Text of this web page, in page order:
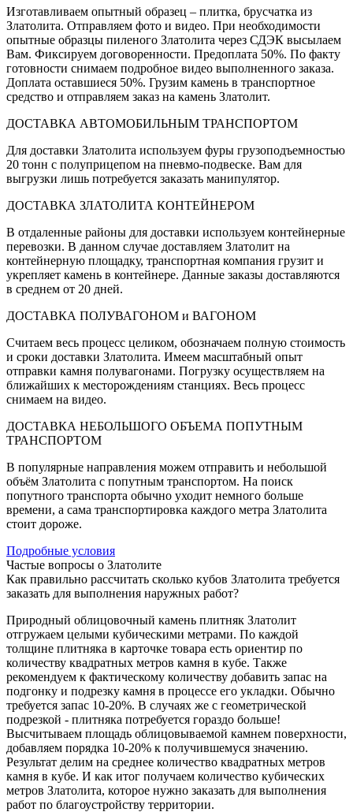
Изготавливаем опытный образец – плитка, брусчатка из
Златолита. Отправляем фото и видео. При необходимости
опытные образцы пиленого Златолита через СДЭК высылаем
Вам. Фиксируем договоренности. Предоплата 50%. По факту
готовности снимаем подробное видео выполненного заказа.
Доплата оставшиеся 50%. Грузим камень в транспортное
средство и отправляем заказ на камень Златолит.
ДОСТАВКА АВТОМОБИЛЬНЫМ ТРАНСПОРТОМ
Для доставки Златолита используем фуры грузоподъемностью
20 тонн с полуприцепом на пневмо-подвеске. Вам для
выгрузки лишь потребуется заказать манипулятор.
ДОСТАВКА ЗЛАТОЛИТА КОНТЕЙНЕРОМ
В отдаленные районы для доставки используем контейнерные
перевозки. В данном случае доставляем Златолит на
контейнерную площадку, транспортная компания грузит и
укрепляет камень в контейнере. Данные заказы доставляются
в среднем от 20 дней.
ДОСТАВКА ПОЛУВАГОНОМ и ВАГОНОМ
Считаем весь процесс целиком, обозначаем полную стоимость
и сроки доставки Златолита. Имеем масштабный опыт
отправки камня полувагонами. Погрузку осуществляем на
ближайших к месторождениям станциях. Весь процесс
снимаем на видео.
ДОСТАВКА НЕБОЛЬШОГО ОБЪЕМА ПОПУТНЫМ
ТРАНСПОРТОМ
В популярные направления можем отправить и небольшой
объём Златолита с попутным транспортом. На поиск
попутного транспорта обычно уходит немного больше
времени, а сама транспортировка каждого метра Златолита
стоит дороже.
Подробные условия
Частые вопросы о Златолите
Как правильно рассчитать сколько кубов Златолита требуется
заказать для выполнения наружных работ?
Природный облицовочный камень плитняк Златолит
отгружаем целыми кубическими метрами. По каждой
толщине плитняка в карточке товара есть ориентир по
количеству квадратных метров камня в кубе. Также
рекомендуем к фактическому количеству добавить запас на
подгонку и подрезку камня в процессе его укладки. Обычно
требуется запас 10-20%. В случаях же с геометрической
подрезкой - плитняка потребуется гораздо больше!
Высчитываем площадь облицовываемой камнем поверхности,
добавляем порядка 10-20% к получившемуся значению.
Результат делим на среднее количество квадратных метров
камня в кубе. И как итог получаем количество кубических
метров Златолита, которое нужно заказать для выполнения
работ по благоустройству территории.